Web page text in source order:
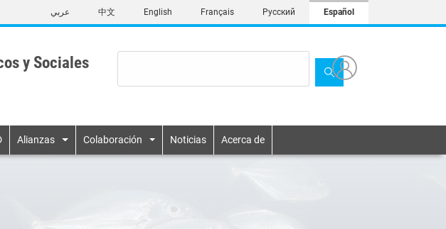
عربي 中文 English Français Русский Español
y Sociales
Alianzas Colaboración Noticias Acerca de